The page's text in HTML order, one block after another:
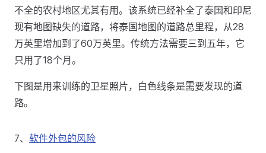
不全的农村地区尤其有用。该系统已经补全了泰国和印尼
现有地图缺失的道路，将泰国地图的道路总里程，从28
万英里增加到了60万英里。传统方法需要三到五年，它
只用了18个月。
下图是用来训练的卫星照片，白色线条是需要发现的道
路。
7、 软件外包的风险